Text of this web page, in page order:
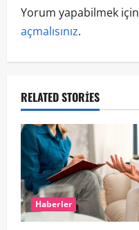
Yorum yapabilmek için
açmalısınız.
RELATED STORIES
Haberler